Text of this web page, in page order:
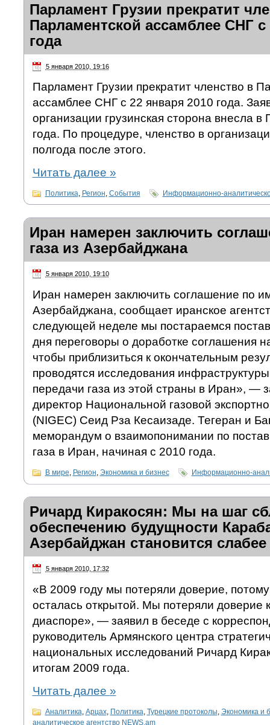
Парламент Грузии прекратит
Парламентской ассамблее СНГ с
года
5 января 2010, 19:16
Парламент Грузии прекратит членство в
ассамблее СНГ с 22 января 2010 года.
организации грузинская сторона внесла
года. По процедуре, членство в
полгода после этого.
Читать далее »
Политика, Регион, События Информационно-
Иран намерен заключить
газа из Азербайджана
5 января 2010, 19:10
Иран намерен заключить соглашение по
Азербайджана, сообщает иранское
следующей неделе мы постараемся
дня переговоры о доработке соглашения
чтобы приблизиться к окончательным
проводятся исследования
передачи газа из этой страны в Иран», —
директор Национальной газовой
(NIGEC) Сеид Рза Кесаизаде. Тегеран и
меморандум о взаимопонимании по
газа в Иран, начиная с 2010 года.
В мире, Регион, Экономика и бизнес Информационно-
Ричард Киракосян: Мы на шаг
обеспечению будущности
Азербайджан становится слабее
5 января 2010, 17:32
«В 2009 году мы потеряли доверие,
осталась открытой. Мы потеряли доверие
диаспоре», — заявил в беседе с
руководитель Армянского центра
национальных исследований Ричард
итогам 2009 года.
Читать далее »
Аналитика, Арцах, Политика, Турецкие протоколы, Экономика и
аналитическое агентство NEWS.am